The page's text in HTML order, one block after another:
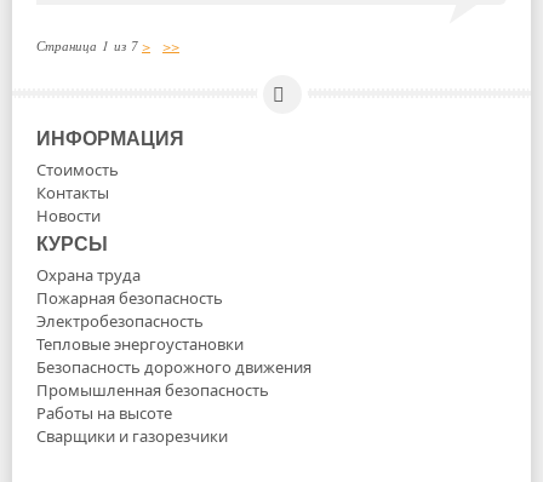
Страница 1 из 7 > >>
ИНФОРМАЦИЯ
Стоимость
Контакты
Новости
КУРСЫ
Охрана труда
Пожарная безопасность
Электробезопасность
Тепловые энергоустановки
Безопасность дорожного движения
Промышленная безопасность
Работы на высоте
Сварщики и газорезчики